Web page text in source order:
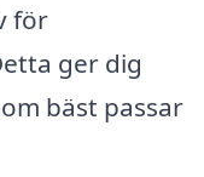
för
ger dig
bäst passar